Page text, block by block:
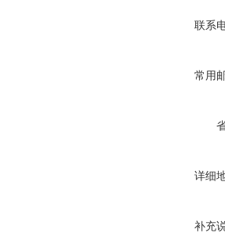
联系
常用
详细
补充